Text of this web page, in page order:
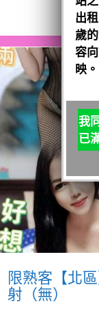
限熟客【北
射（無）
出
歲
容
映。
我
已